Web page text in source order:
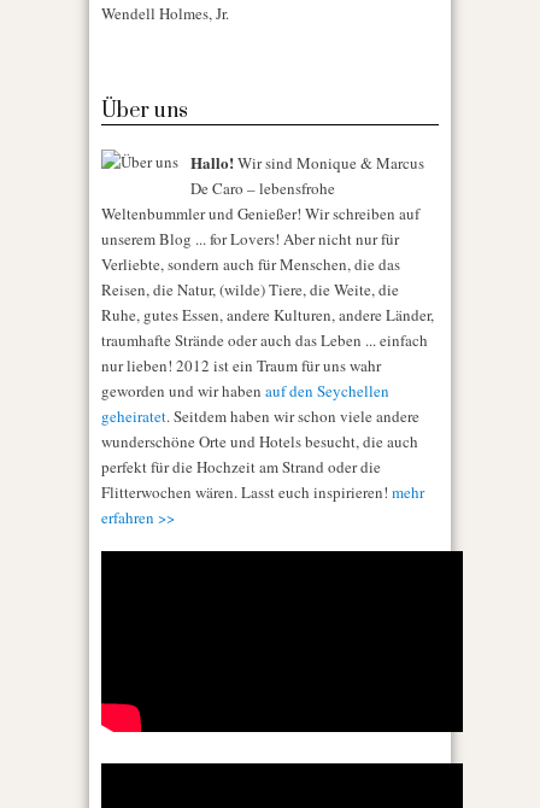
Wendell Holmes, Jr.
Über uns
Hallo!Wir sind Monique & Marcus
De Caro – lebensfrohe
Weltenbummler und Genießer! Wir schreiben auf
unserem Blog ... for Lovers! Aber nicht nur für
Verliebte, sondern auch für Menschen, die das
Reisen, die Natur, (wilde) Tiere, die Weite, die
Ruhe, gutes Essen, andere Kulturen, andere Länder,
traumhafte Strände oder auch das Leben ... einfach
nur lieben! 2012 ist ein Traum für uns wahr
geworden und wir haben auf den Seychellen
geheiratet. Seitdem haben wir schon viele andere
wunderschöne Orte und Hotels besucht, die auch
perfekt für die Hochzeit am Strand oder die
Flitterwochen wären. Lasst euch inspirieren! mehr
erfahren >>